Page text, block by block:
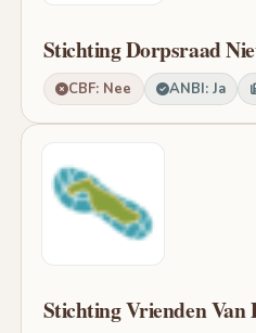
Stichting Dorpsraad
CBF: Nee ANBI: Ja
Stichting Vrienden Van